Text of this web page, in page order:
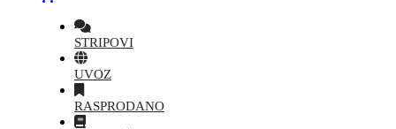
STRIPOVI
UVOZ
RASPRODANO